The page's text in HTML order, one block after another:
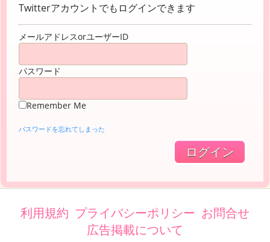
Twitterアカウントでもログインできます
メールアドレスorユーザーID
パスワード
Remember Me
パスワードを忘れてしまった
利用規約 プライバシーポリシー お問合せ
広告掲載について